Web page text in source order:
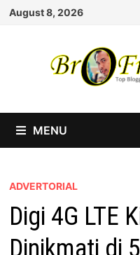
Skip
August 8, 2026
MENU
ADVERTORIAL
Digi 4G LTE
Dinikmati di